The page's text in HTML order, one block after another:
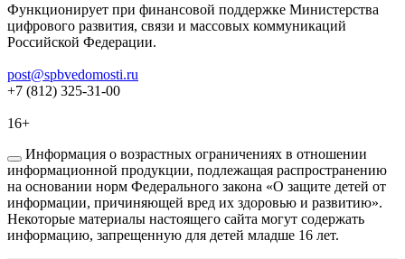
Функционирует при финансовой поддержке Министерства
цифрового развития, связи и массовых коммуникаций
Российской Федерации.
post@spbvedomosti.ru
+7 (812) 325-31-00
16+
Информация о возрастных ограничениях в отношении
информационной продукции, подлежащая распространению
на основании норм Федерального закона «О защите детей от
информации, причиняющей вред их здоровью и развитию».
Некоторые материалы настоящего сайта могут содержать
информацию, запрещенную для детей младше 16 лет.